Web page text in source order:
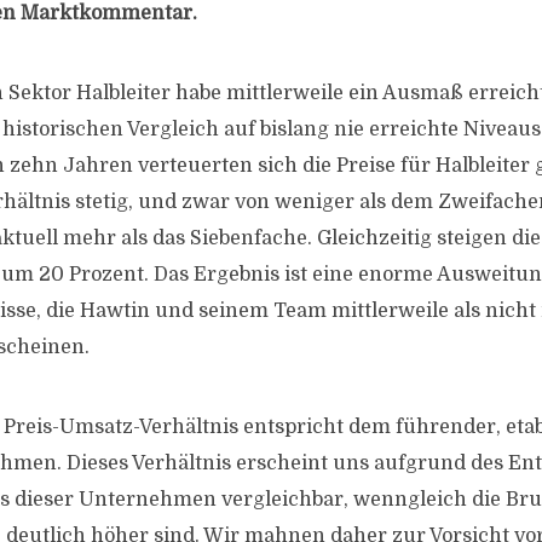
Marktkommentar.
Sektor Halbleiter habe mittlerweile ein Ausmaß
Vergleich auf bislang nie erreichte
zehn Jahren verteuerten sich die Preise für Halbleiter
stetig, und zwar von weniger als dem
mehr als das Siebenfache. Gleichzeitig steigen
20 Prozent. Das Ergebnis ist eine enorme
die Hawtin und seinem Team mittlerweile als
Preis-Umsatz-Verhältnis entspricht dem führender,
Dieses Verhältnis erscheint uns aufgrund des
dieser Unternehmen vergleichbar, wenngleich die
deutlich höher sind. Wir mahnen daher zur Vorsicht